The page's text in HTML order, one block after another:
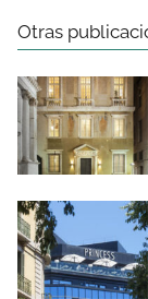
Otras